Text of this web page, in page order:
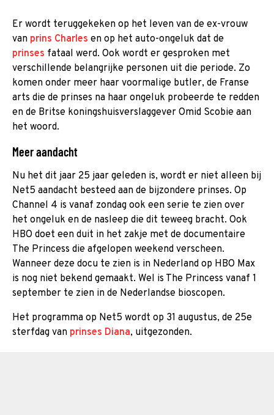
Er wordt teruggekeken op het leven van de ex-vrouw
van prins Charles en op het auto-ongeluk dat de
prinses fataal werd. Ook wordt er gesproken met
verschillende belangrijke personen uit die periode. Zo
komen onder meer haar voormalige butler, de Franse
arts die de prinses na haar ongeluk probeerde te redden
en de Britse koningshuisverslaggever Omid Scobie aan
het woord.
Meer aandacht
Nu het dit jaar 25 jaar geleden is, wordt er niet alleen bij
Net5 aandacht besteed aan de bijzondere prinses. Op
Channel 4 is vanaf zondag ook een serie te zien over
het ongeluk en de nasleep die dit teweeg bracht. Ook
HBO doet een duit in het zakje met de documentaire
The Princess die afgelopen weekend verscheen.
Wanneer deze docu te zien is in Nederland op HBO Max
is nog niet bekend gemaakt. Wel is The Princess vanaf 1
september te zien in de Nederlandse bioscopen.
Het programma op Net5 wordt op 31 augustus, de 25e
sterfdag van prinses Diana, uitgezonden.